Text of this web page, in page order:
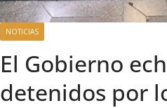
NOTICIAS
El Gobierno
detenidos por